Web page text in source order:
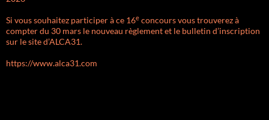
Si vous souhaitez participer à ce 16e concours vous trouverez à
compter du 30 mars le nouveau règlement et le bulletin d’inscription
sur le site d’ALCA31.
https://www.alca31.com